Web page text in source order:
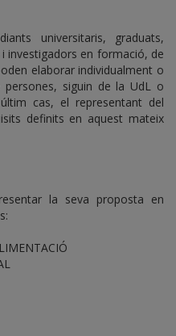
universitaris, graduats,
investigadors en formació, de
elaborar individualment o
persones, siguin de la UdL o
cas, el representant del
definits en aquest mateix
la seva proposta en